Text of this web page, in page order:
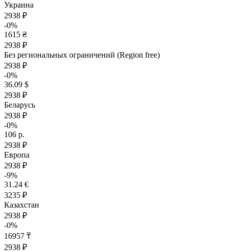
Украина
2938 ₽
-0%
1615 ₴
2938 ₽
Без региональных ограничений (Region free)
2938 ₽
-0%
36.09 $
2938 ₽
Беларусь
2938 ₽
-0%
106 р.
2938 ₽
Европа
2938 ₽
-9%
31.24 €
3235 ₽
Казахстан
2938 ₽
-0%
16957 ₸
2938 ₽